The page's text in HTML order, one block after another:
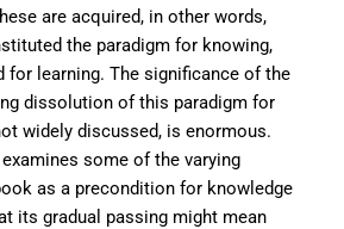
are acquired, in other words,
the paradigm for knowing,
for learning. The significance of the
dissolution of this paradigm for
widely discussed, is enormous.
some of the varying
as a precondition for knowledge
its gradual passing might mean